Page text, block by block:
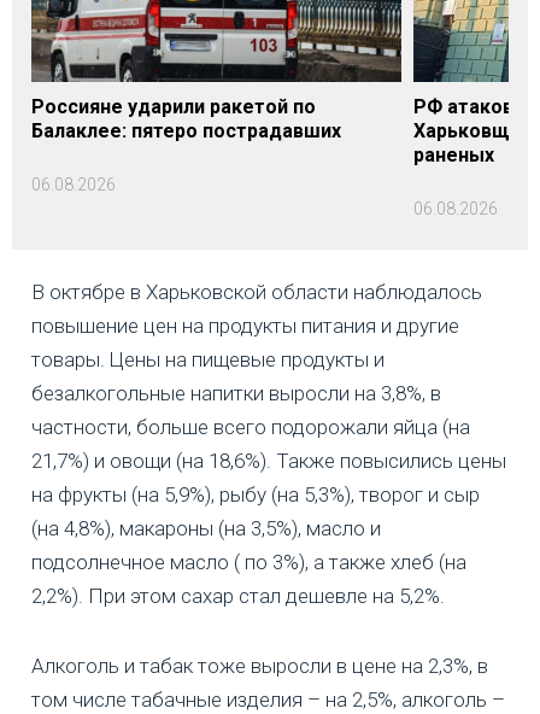
Россияне ударили ракетой по
Балаклее: пятеро пострадавших
06.08.2026
РФ
раненых
06.08.2026
В октябре в Харьковской области наблюдалось
повышение цен на продукты питания и другие
товары. Цены на пищевые продукты и
безалкогольные напитки выросли на 3,8%, в
частности, больше всего подорожали яйца (на
21,7%) и овощи (на 18,6%). Также повысились цены
на фрукты (на 5,9%), рыбу (на 5,3%), творог и сыр
(на 4,8%), макароны (на 3,5%), масло и
подсолнечное масло ( по 3%), а также хлеб (на
2,2%). При этом сахар стал дешевле на 5,2%.
Алкоголь и табак тоже выросли в цене на 2,3%, в
том числе табачные изделия – на 2,5%, алкоголь –